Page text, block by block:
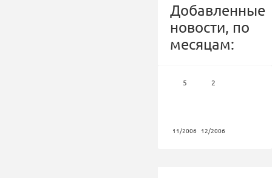
Добавленные
новости, по
месяцам:
5
11/2006
2
12/2006